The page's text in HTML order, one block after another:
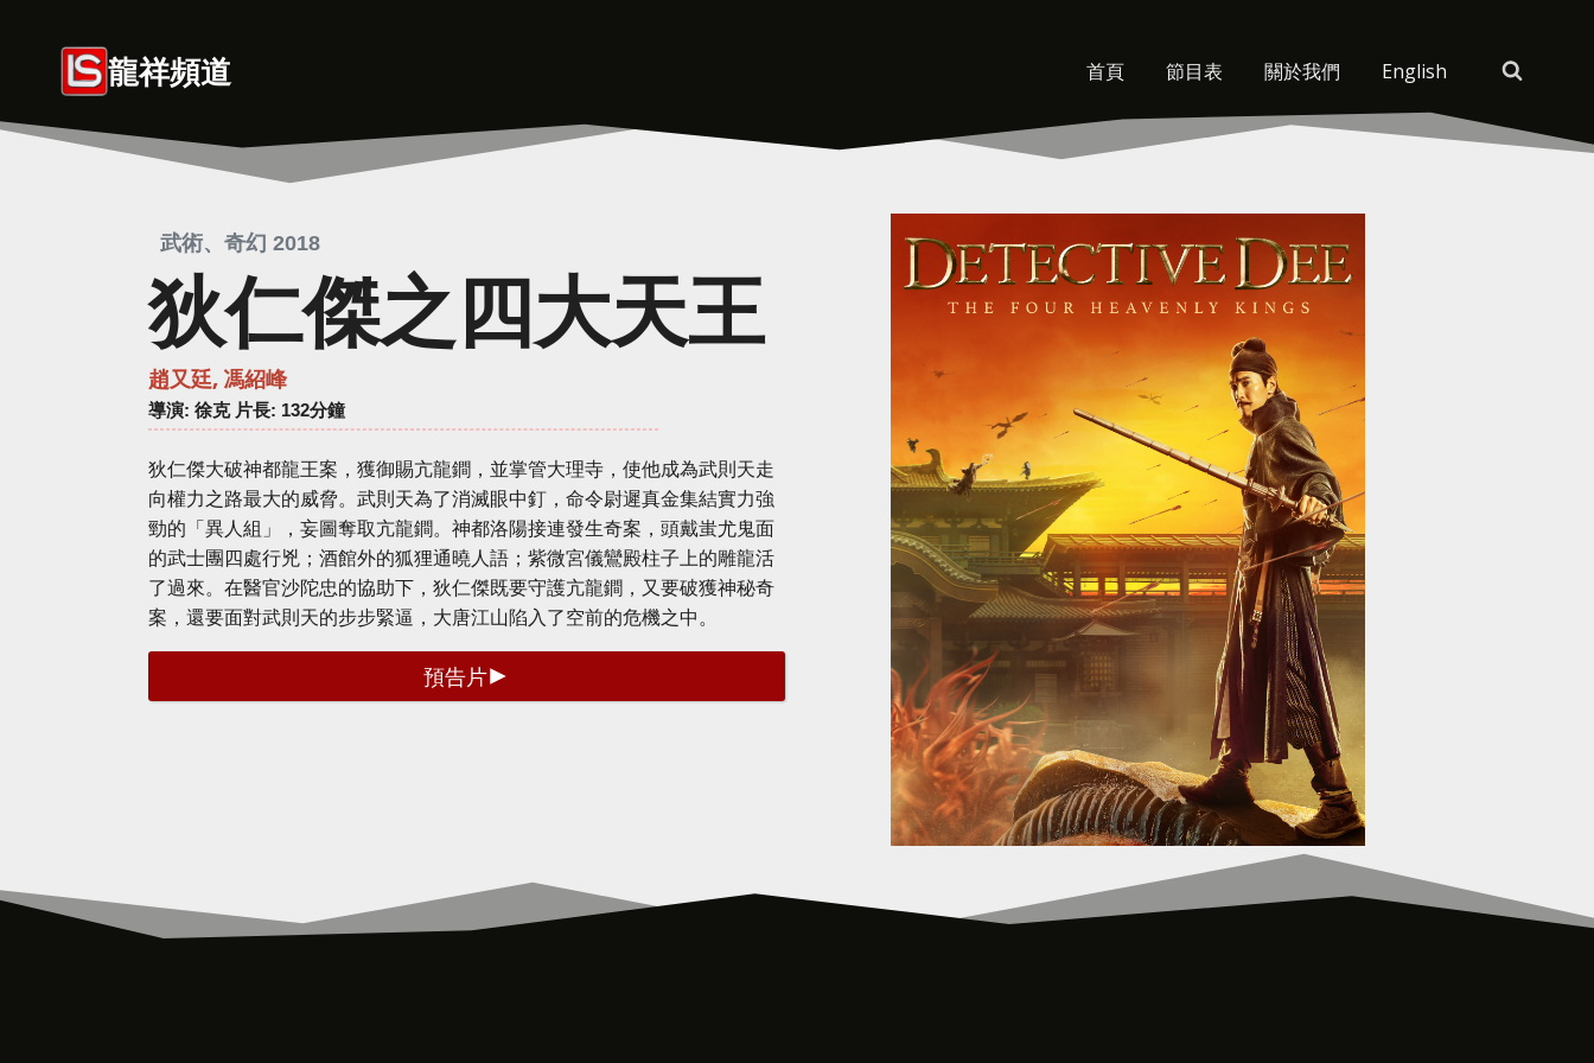
龍祥頻道 首頁 節目表 關於我們 English
武術、奇幻 2018
狄仁傑之四大天王
趙又廷, 馮紹峰
導演: 徐克 片長: 132分鐘
狄仁傑大破神都龍王案，獲御賜亢龍鐧，並掌管大理寺，使他成為武則天走
向權力之路最大的威脅。武則天為了消滅眼中釘，命令尉遲真金集結實力強
勁的「異人組」，妄圖奪取亢龍鐧。神都洛陽接連發生奇案，頭戴蚩尤鬼面
的武士團四處行兇；酒館外的狐狸通曉人語；紫微宮儀鸞殿柱子上的雕龍活
了過來。在醫官沙陀忠的協助下，狄仁傑既要守護亢龍鐧，又要破獲神秘奇
案，還要面對武則天的步步緊逼，大唐江山陷入了空前的危機之中。
預告片